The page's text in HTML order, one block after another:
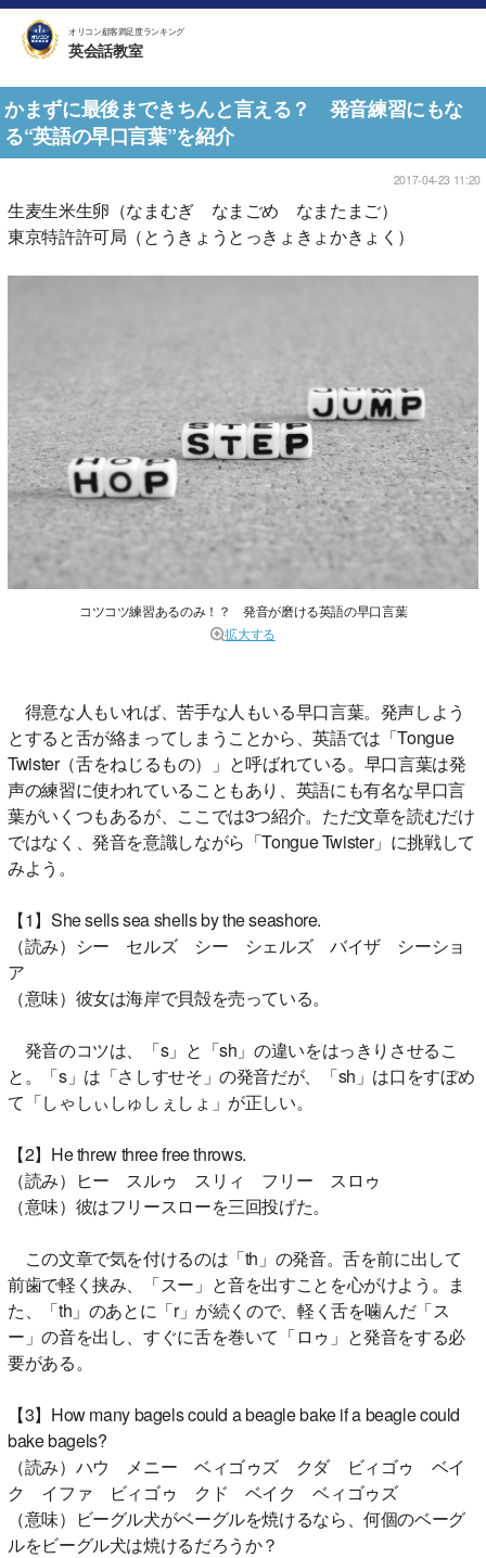
オリコン顧客満足度ランキング
英会話教室
かまずに最後まできちんと言える？ 発音練習にもな
る“英語の早口言葉”を紹介
2017-04-23 11:20
生麦生米生卵（なまむぎ なまごめ なまたまご）
東京特許許可局（とうきょうとっきょきょかきょく）
コツコツ練習あるのみ！？ 発音が磨ける英語の早口言葉
拡大する
得意な人もいれば、苦手な人もいる早口言葉。発声しよう
とすると舌が絡まってしまうことから、英語では「Tongue
Twister（舌をねじるもの）」と呼ばれている。早口言葉は発
声の練習に使われていることもあり、英語にも有名な早口言
葉がいくつもあるが、ここでは3つ紹介。ただ文章を読むだけ
ではなく、発音を意識しながら「Tongue Twister」に挑戦して
みよう。
【1】She sells sea shells by the seashore.
（読み）シー セルズ シー シェルズ バイザ シーショ
ア
（意味）彼女は海岸で貝殻を売っている。
発音のコツは、「s」と「sh」の違いをはっきりさせるこ
と。「s」は「さしすせそ」の発音だが、「sh」は口をすぼめ
て「しゃしぃしゅしぇしょ」が正しい。
【2】He threw three free throws.
（読み）ヒー スルゥ スリィ フリー スロゥ
（意味）彼はフリースローを三回投げた。
この文章で気を付けるのは「th」の発音。舌を前に出して
前歯で軽く挟み、「スー」と音を出すことを心がけよう。ま
た、「th」のあとに「r」が続くので、軽く舌を噛んだ「ス
ー」の音を出し、すぐに舌を巻いて「ロゥ」と発音をする必
要がある。
【3】How many bagels could a beagle bake if a beagle could
bake bagels?
（読み）ハウ メニー ベィゴゥズ クダ ビィゴゥ ベイ
ク イファ ビィゴゥ クド ベイク ベィゴゥズ
（意味）ビーグル犬がベーグルを焼けるなら、何個のベーグ
ルをビーグル犬は焼けるだろうか？